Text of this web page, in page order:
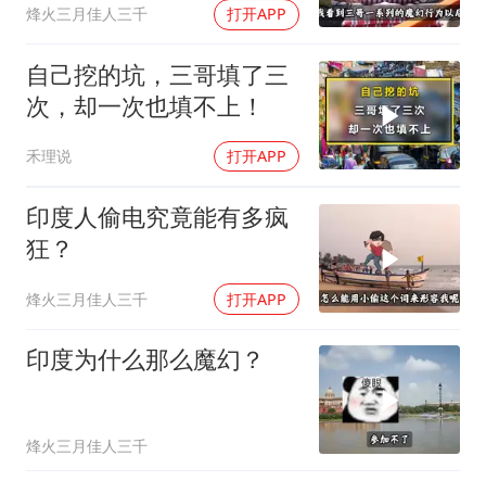
烽火三月佳人三千 打开APP
自己挖的坑，三哥填了三
次，却一次也填不上！
禾理说 打开APP
印度人偷电究竟能有多疯
狂？
烽火三月佳人三千 打开APP
印度为什么那么魔幻？
烽火三月佳人三千